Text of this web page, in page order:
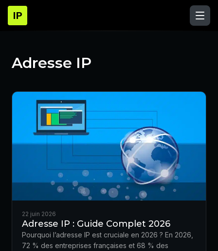
IP
Adresse IP
22 juin 2026
Adresse IP : Guide Complet 2026
Pourquoi l’adresse IP est cruciale en 2026 ? En 2026,
72 % des entreprises françaises et 68 % des